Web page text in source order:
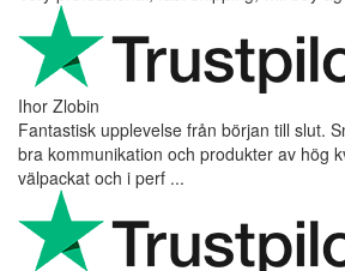
Ihor Zlobin
Fantastisk upplevelse från början till slut.
bra kommunikation och produkter av hög
välpackat och i perf ...